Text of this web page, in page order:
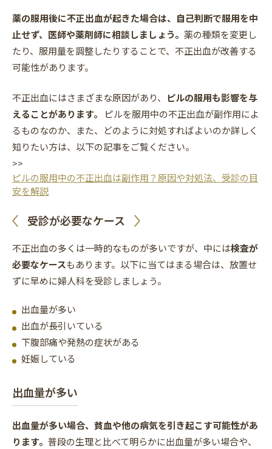
薬の服用後に不正出血が起きた場合は、自己判断で服用を中
止せず、医師や薬剤師に相談しましょう。 薬の種類を変更し
たり、服用量を調整したりすることで、不正出血が改善する
可能性があります。
不正出血にはさまざまな原因があり、 ピルの服用も影響を与
えることがあります。
ピルを服用中の不正出血が副作用によ
るものなのか、また、どのように対処すればよいのか詳しく
知りたい方は、以下の記事をご覧ください。
>>
ピルの服用中の不正出血は副作用？原因や対処法、受診の目
安を解説
受診が必要なケース
不正出血の多くは一時的なものが多いですが、中には検査が
必要なケースもあります。以下に当てはまる場合は、放置せ
ずに早めに婦人科を受診しましょう。
出血量が多い
出血が長引いている
下腹部痛や発熱の症状がある
妊娠している
出血量が多い
出血量が多い場合、貧血や他の病気を引き起こす可能性があ
ります。 普段の生理と比べて明らかに出血量が多い場合や、